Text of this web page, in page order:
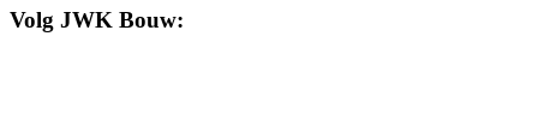
Volg JWK Bouw: